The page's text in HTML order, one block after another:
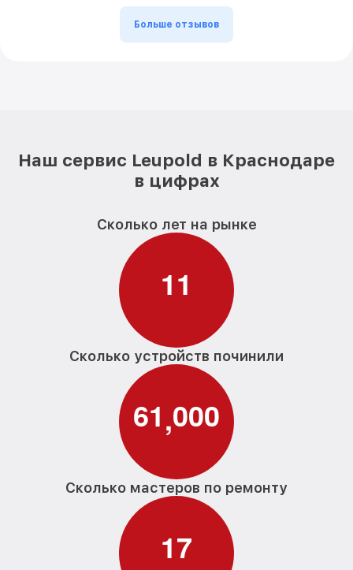
Больше отзывов
Наш сервис Leupold в Краснодаре
в цифрах
Сколько лет на рынке
11
Сколько устройств починили
61,000
Сколько мастеров по ремонту
17